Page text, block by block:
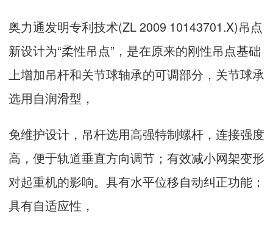
奥力通发明专利技术(ZL 2009 10143701.X)吊点
新设计为“柔性吊点”，是在原来的刚性吊点基础
上增加吊杆和关节球轴承的可调部分，关节球承
选用自润滑型，
免维护设计，吊杆选用高强特制螺杆，连接强度
高，便于轨道垂直方向调节；有效减小网架变形
对起重机的影响。具有水平位移自动纠正功能；
具有自适应性，